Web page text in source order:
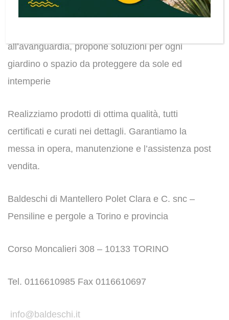
ripari solari e atmosferici, infatti Baldeschi, grazie
all’avanguardia, propone soluzioni per ogni
giardino o spazio da proteggere da sole ed
intemperie
Realizziamo prodotti di ottima qualità, tutti
certificati e curati nei dettagli. Garantiamo la
messa in opera, manutenzione e l’assistenza post
vendita.
Baldeschi di Mantellero Polet Clara e C. snc –
Pensiline e pergole a Torino e provincia
Corso Moncalieri 308 – 10133 TORINO
Tel. 0116610985 Fax 0116610697
info@baldeschi.it